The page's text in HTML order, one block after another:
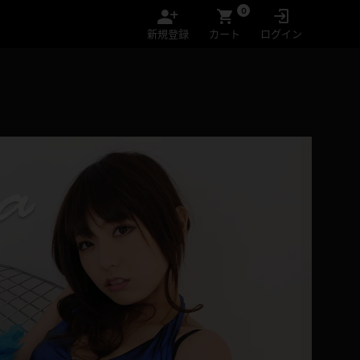
新規登録 カート
0
ログイン